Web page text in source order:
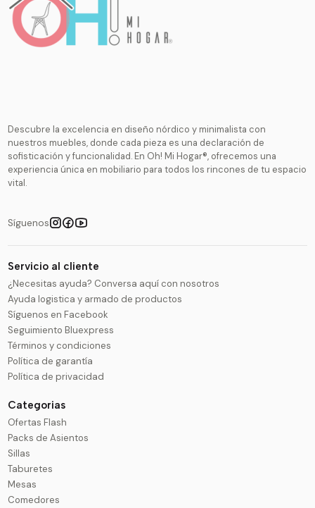
Descubre la excelencia en diseño nórdico y minimalista con
nuestros muebles, donde cada pieza es una declaración de
sofisticación y funcionalidad. En Oh! Mi Hogar®, ofrecemos una
experiencia única en mobiliario para todos los rincones de tu espacio
vital.
Síguenos
Servicio al cliente
¿Necesitas ayuda? Conversa aquí con nosotros
Ayuda logistica y armado de productos
Síguenos en Facebook
Seguimiento Bluexpress
Términos y condiciones
Política de garantía
Política de privacidad
Categorias
Ofertas Flash
Packs de Asientos
Sillas
Taburetes
Mesas
Comedores